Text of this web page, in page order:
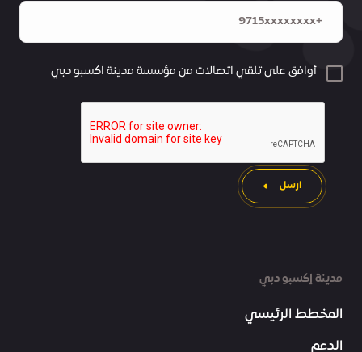
مدينة إكسبو دبي
المخطط الرئيسي
الدعم
أوافق على تلقي اتصالات من مؤسسة مدينة اكسبو دبي
ارسل